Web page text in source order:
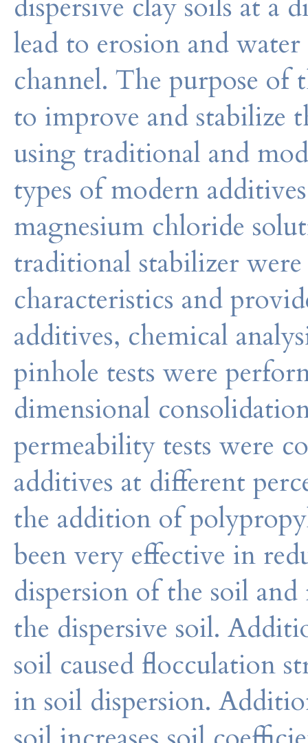
lead to erosion and
channel. The purpose of
to improve and stabilize
using traditional and
types of modern
magnesium chloride
traditional stabilizer
characteristics and
additives, chemical
pinhole tests were
dimensional
permeability tests were
additives at different
the addition of
been very effective in
dispersion of the soil
the dispersive soil.
soil caused flocculation
in soil dispersion.